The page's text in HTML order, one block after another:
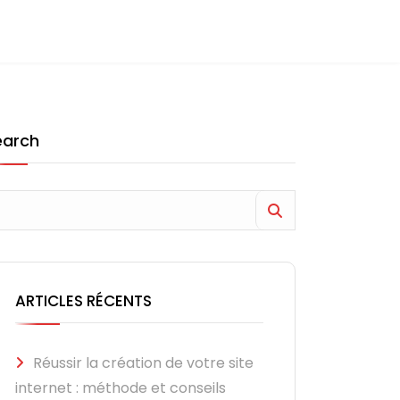
ARTICLES RÉCENTS
Réussir la création de votre site
internet : méthode et conseils